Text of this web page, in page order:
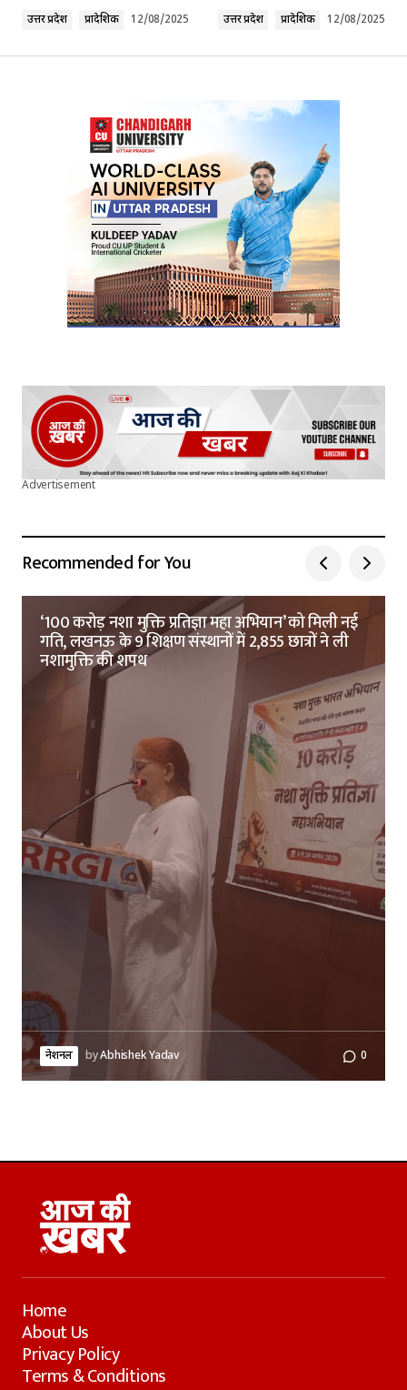
Your E-mail*
Submit Comment
उत्तर प्रदेश प्रादेशिक 12/08/2025 उत्तर प्रदेश प्रादेशिक 12/08/2025
Advertisement
Recommended for You
‘100 करोड़ नशा मुक्ति प्रतिज्ञा महा अभियान’ को मिली नई
गति, लखनऊ के 9 शिक्षण संस्थानों में 2,855 छात्रों ने ली
नशामुक्ति की शपथ
नेशनल byAbhishek Yadav 0
Home
About Us
Privacy Policy
Terms & Conditions